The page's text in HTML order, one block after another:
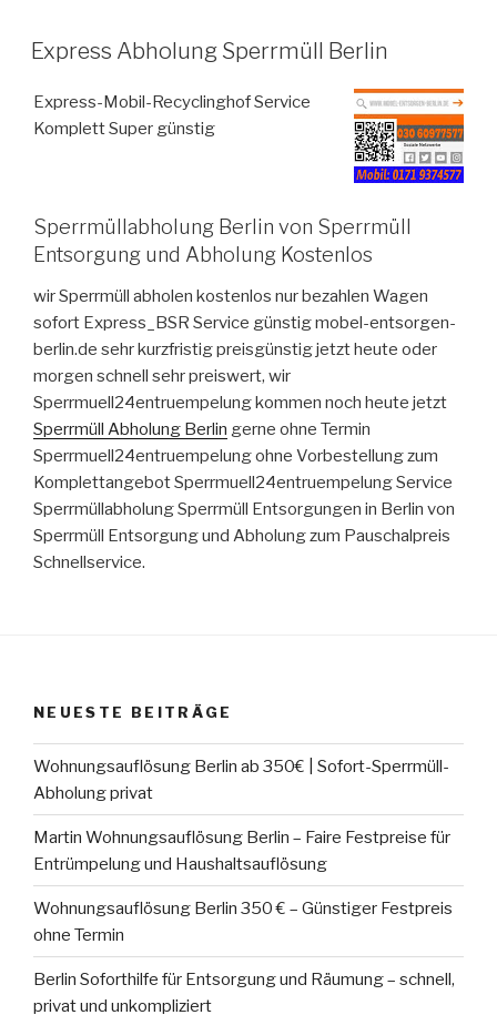
VERÖFFENTLICHT
AM
Express Abholung Sperrmüll Berlin
Express-Mobil-Recyclinghof Service
Komplett Super günstig
Sperrmüllabholung Berlin von Sperrmüll
Entsorgung und Abholung Kostenlos
wir Sperrmüll abholen kostenlos nur bezahlen Wagen
sofort Express_BSR Service günstig mobel-entsorgen-
berlin.de sehr kurzfristig preisgünstig jetzt heute oder
morgen schnell sehr preiswert, wir
Sperrmuell24entruempelung kommen noch heute jetzt
Sperrmüll Abholung Berlin gerne ohne Termin
Sperrmuell24entruempelung ohne Vorbestellung zum
Komplettangebot Sperrmuell24entruempelung Service
Sperrmüllabholung Sperrmüll Entsorgungen in Berlin von
Sperrmüll Entsorgung und Abholung zum Pauschalpreis
Schnellservice.
NEUESTE BEITRÄGE
Wohnungsauflösung Berlin ab 350€ | Sofort-Sperrmüll-
Abholung privat
Martin Wohnungsauflösung Berlin – Faire Festpreise für
Entrümpelung und Haushaltsauflösung
Wohnungsauflösung Berlin 350 € – Günstiger Festpreis
ohne Termin
Berlin Soforthilfe für Entsorgung und Räumung – schnell,
privat und unkompliziert